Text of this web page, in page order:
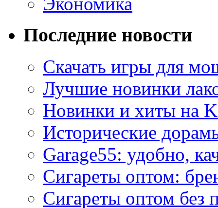
Последние новости
Скачать игры для
Лучшие новинки
Новинки и хиты на
Исторические
Garage55: удобно,
Сигареты оптом:
Сигареты оптом без